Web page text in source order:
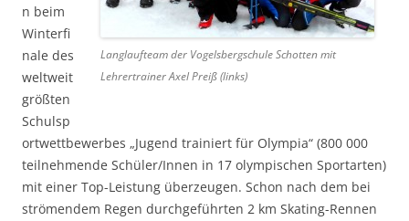
Langlaufteam der Vogelsbergschule Schotten mit
Lehrertrainer Axel Preiß (links)
n beim
Winterfi
nale des
weltweit
größten
Schulsp
ortwettbewerbes „Jugend trainiert für Olympia“ (800 000
teilnehmende Schüler/Innen in 17 olympischen Sportarten)
mit einer Top-Leistung überzeugen. Schon nach dem bei
strömendem Regen durchgeführten 2 km Skating-Rennen